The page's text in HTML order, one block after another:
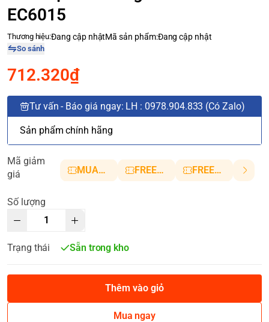
EC6015
Thương hiệu:Đang cập nhậtMã sản phẩm:Đang cập nhật
So sánh
712.320₫
Tư vấn - Báo giá ngay: LH : 0978.904.833 (Có Zalo)
Sản phẩm chính hãng
Mã giảm
giá
MUANHANH01 FREESHIP5 FREESHIP10
Số lượng
Trạng thái Sẵn trong kho
Thêm vào giỏ
Mua ngay